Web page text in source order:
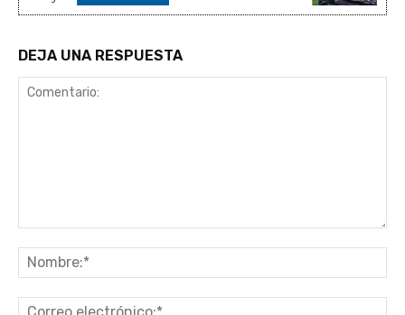
DEJA UNA RESPUESTA